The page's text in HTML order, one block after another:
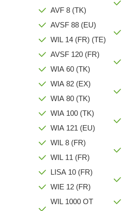
AVF 8 (TK)
AVSF 88 (EU)
WIL 14 (FR) (TE)
AVSF 120 (FR)
WIA 60 (TK)
WIA 82 (EX)
WIA 80 (TK)
WIA 100 (TK)
WIA 121 (EU)
WIL 8 (FR)
WIL 11 (FR)
LISA 10 (FR)
WIE 12 (FR)
WIL 1000 OT